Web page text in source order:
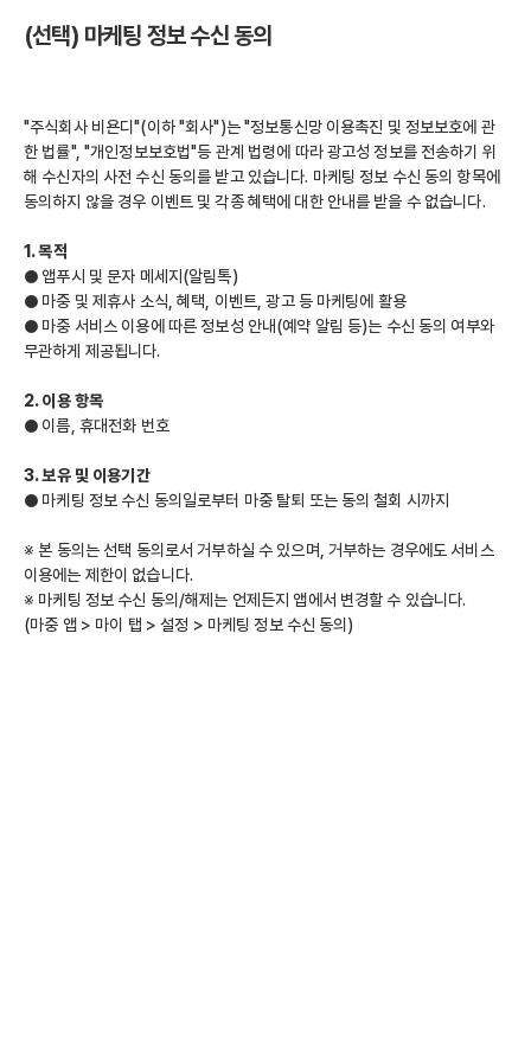
(선택) 마케팅 정보 수신 동의
"주식회사 비욘디"(이하 "회사")는 "정보통신망 이용촉진 및 정보보호에 관
한 법률", "개인정보보호법"등 관계 법령에 따라 광고성 정보를 전송하기 위
해 수신자의 사전 수신 동의를 받고 있습니다. 마케팅 정보 수신 동의 항목에
동의하지 않을 경우 이벤트 및 각종 혜택에 대한 안내를 받을 수 없습니다.
1. 목적
● 앱푸시 및 문자 메세지(알림톡)
● 마중 및 제휴사 소식, 혜택, 이벤트, 광고 등 마케팅에 활용
● 마중 서비스 이용에 따른 정보성 안내(예약 알림 등)는 수신 동의 여부와
무관하게 제공됩니다.
2. 이용 항목
● 이름, 휴대전화 번호
3. 보유 및 이용기간
● 마케팅 정보 수신 동의일로부터 마중 탈퇴 또는 동의 철회 시까지
※ 본 동의는 선택 동의로서 거부하실 수 있으며, 거부하는 경우에도 서비스
이용에는 제한이 없습니다.
※ 마케팅 정보 수신 동의/해제는 언제든지 앱에서 변경할 수 있습니다.
(마중 앱 > 마이 탭 > 설정 > 마케팅 정보 수신 동의)